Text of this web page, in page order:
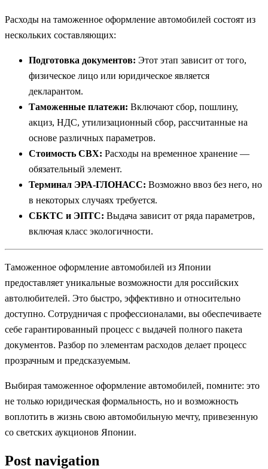
Расходы на таможенное оформление автомобилей состоят из
нескольких составляющих:
Подготовка документов: Этот этап зависит от того,
физическое лицо или юридическое является
декларантом.
Таможенные платежи: Включают сбор, пошлину,
акциз, НДС, утилизационный сбор, рассчитанные на
основе различных параметров.
Стоимость СВХ: Расходы на временное хранение —
обязательный элемент.
Терминал ЭРА-ГЛОНАСС: Возможно ввоз без него, но
в некоторых случаях требуется.
СБКТС и ЭПТС: Выдача зависит от ряда параметров,
включая класс экологичности.
Таможенное оформление автомобилей из Японии
предоставляет уникальные возможности для российских
автолюбителей. Это быстро, эффективно и относительно
доступно. Сотрудничая с профессионалами, вы обеспечиваете
себе гарантированный процесс с выдачей полного пакета
документов. Разбор по элементам расходов делает процесс
прозрачным и предсказуемым.
Выбирая таможенное оформление автомобилей, помните: это
не только юридическая формальность, но и возможность
воплотить в жизнь свою автомобильную мечту, привезенную
со светских аукционов Японии.
Post navigation